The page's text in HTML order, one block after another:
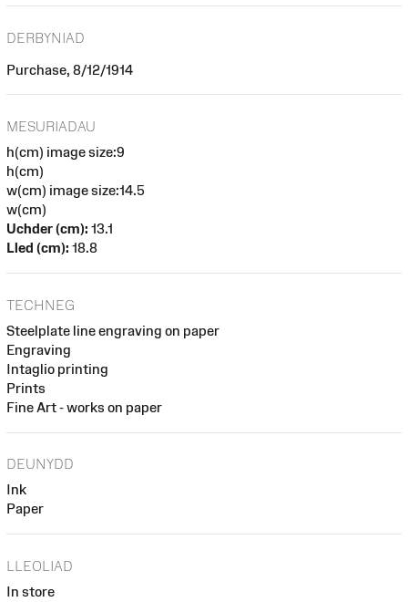
DERBYNIAD
Purchase, 8/12/1914
MESURIADAU
h(cm) image size:9
h(cm)
w(cm) image size:14.5
w(cm)
Uchder (cm): 13.1
Lled (cm): 18.8
TECHNEG
Steelplate line engraving on paper
Engraving
Intaglio printing
Prints
Fine Art - works on paper
DEUNYDD
Ink
Paper
LLEOLIAD
In store